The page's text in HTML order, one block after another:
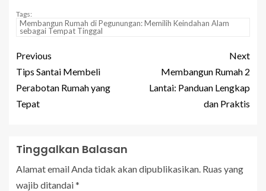
Tags:
Membangun Rumah di Pegunungan: Memilih Keindahan Alam
sebagai Tempat Tinggal
Previous
Tips Santai Membeli
Perabotan Rumah yang
Tepat
Next
Membangun Rumah 2
Lantai: Panduan Lengkap
dan Praktis
Tinggalkan Balasan
Alamat email Anda tidak akan dipublikasikan. Ruas yang
wajib ditandai*